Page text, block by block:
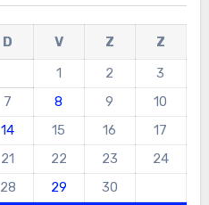
D V Z
Z
1
2
3
7 8 9
10
14 15 16
17
21 22 23
24
28 29 30